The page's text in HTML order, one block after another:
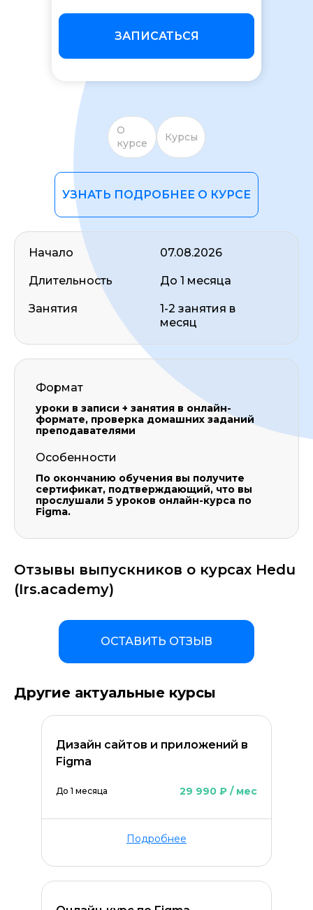
ЗАПИСАТЬСЯ
О
курсе
Курсы
УЗНАТЬ ПОДРОБНЕЕ О КУРСЕ
Начало
Длительность
Занятия
07.08.2026
До 1 месяца
1-2 занятия в
месяц
Формат
уроки в записи + занятия в онлайн-
формате, проверка домашних заданий
преподавателями
Особенности
По окончанию обучения вы получите
сертификат, подтверждающий, что вы
прослушали 5 уроков онлайн-курса по
Figma.
Отзывы выпускников о курсах Hedu
(Irs.academy)
ОСТАВИТЬ ОТЗЫВ
Другие актуальные курсы
Дизайн сайтов и приложений в
Figma
До 1 месяца 29 990 ₽ / мес
Подробнее